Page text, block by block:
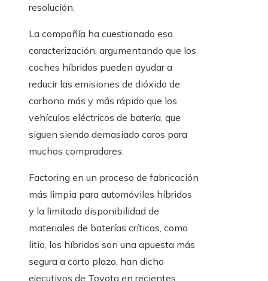
resolución.
La compañía ha cuestionado esa
caracterización, argumentando que los
coches híbridos pueden ayudar a
reducir las emisiones de dióxido de
carbono más y más rápido que los
vehículos eléctricos de batería, que
siguen siendo demasiado caros para
muchos compradores.
Factoring en un proceso de fabricación
más limpia para automóviles híbridos
y la limitada disponibilidad de
materiales de baterías críticas, como
litio, los híbridos son una apuesta más
segura a corto plazo, han dicho
ejecutivos de Toyota en recientes